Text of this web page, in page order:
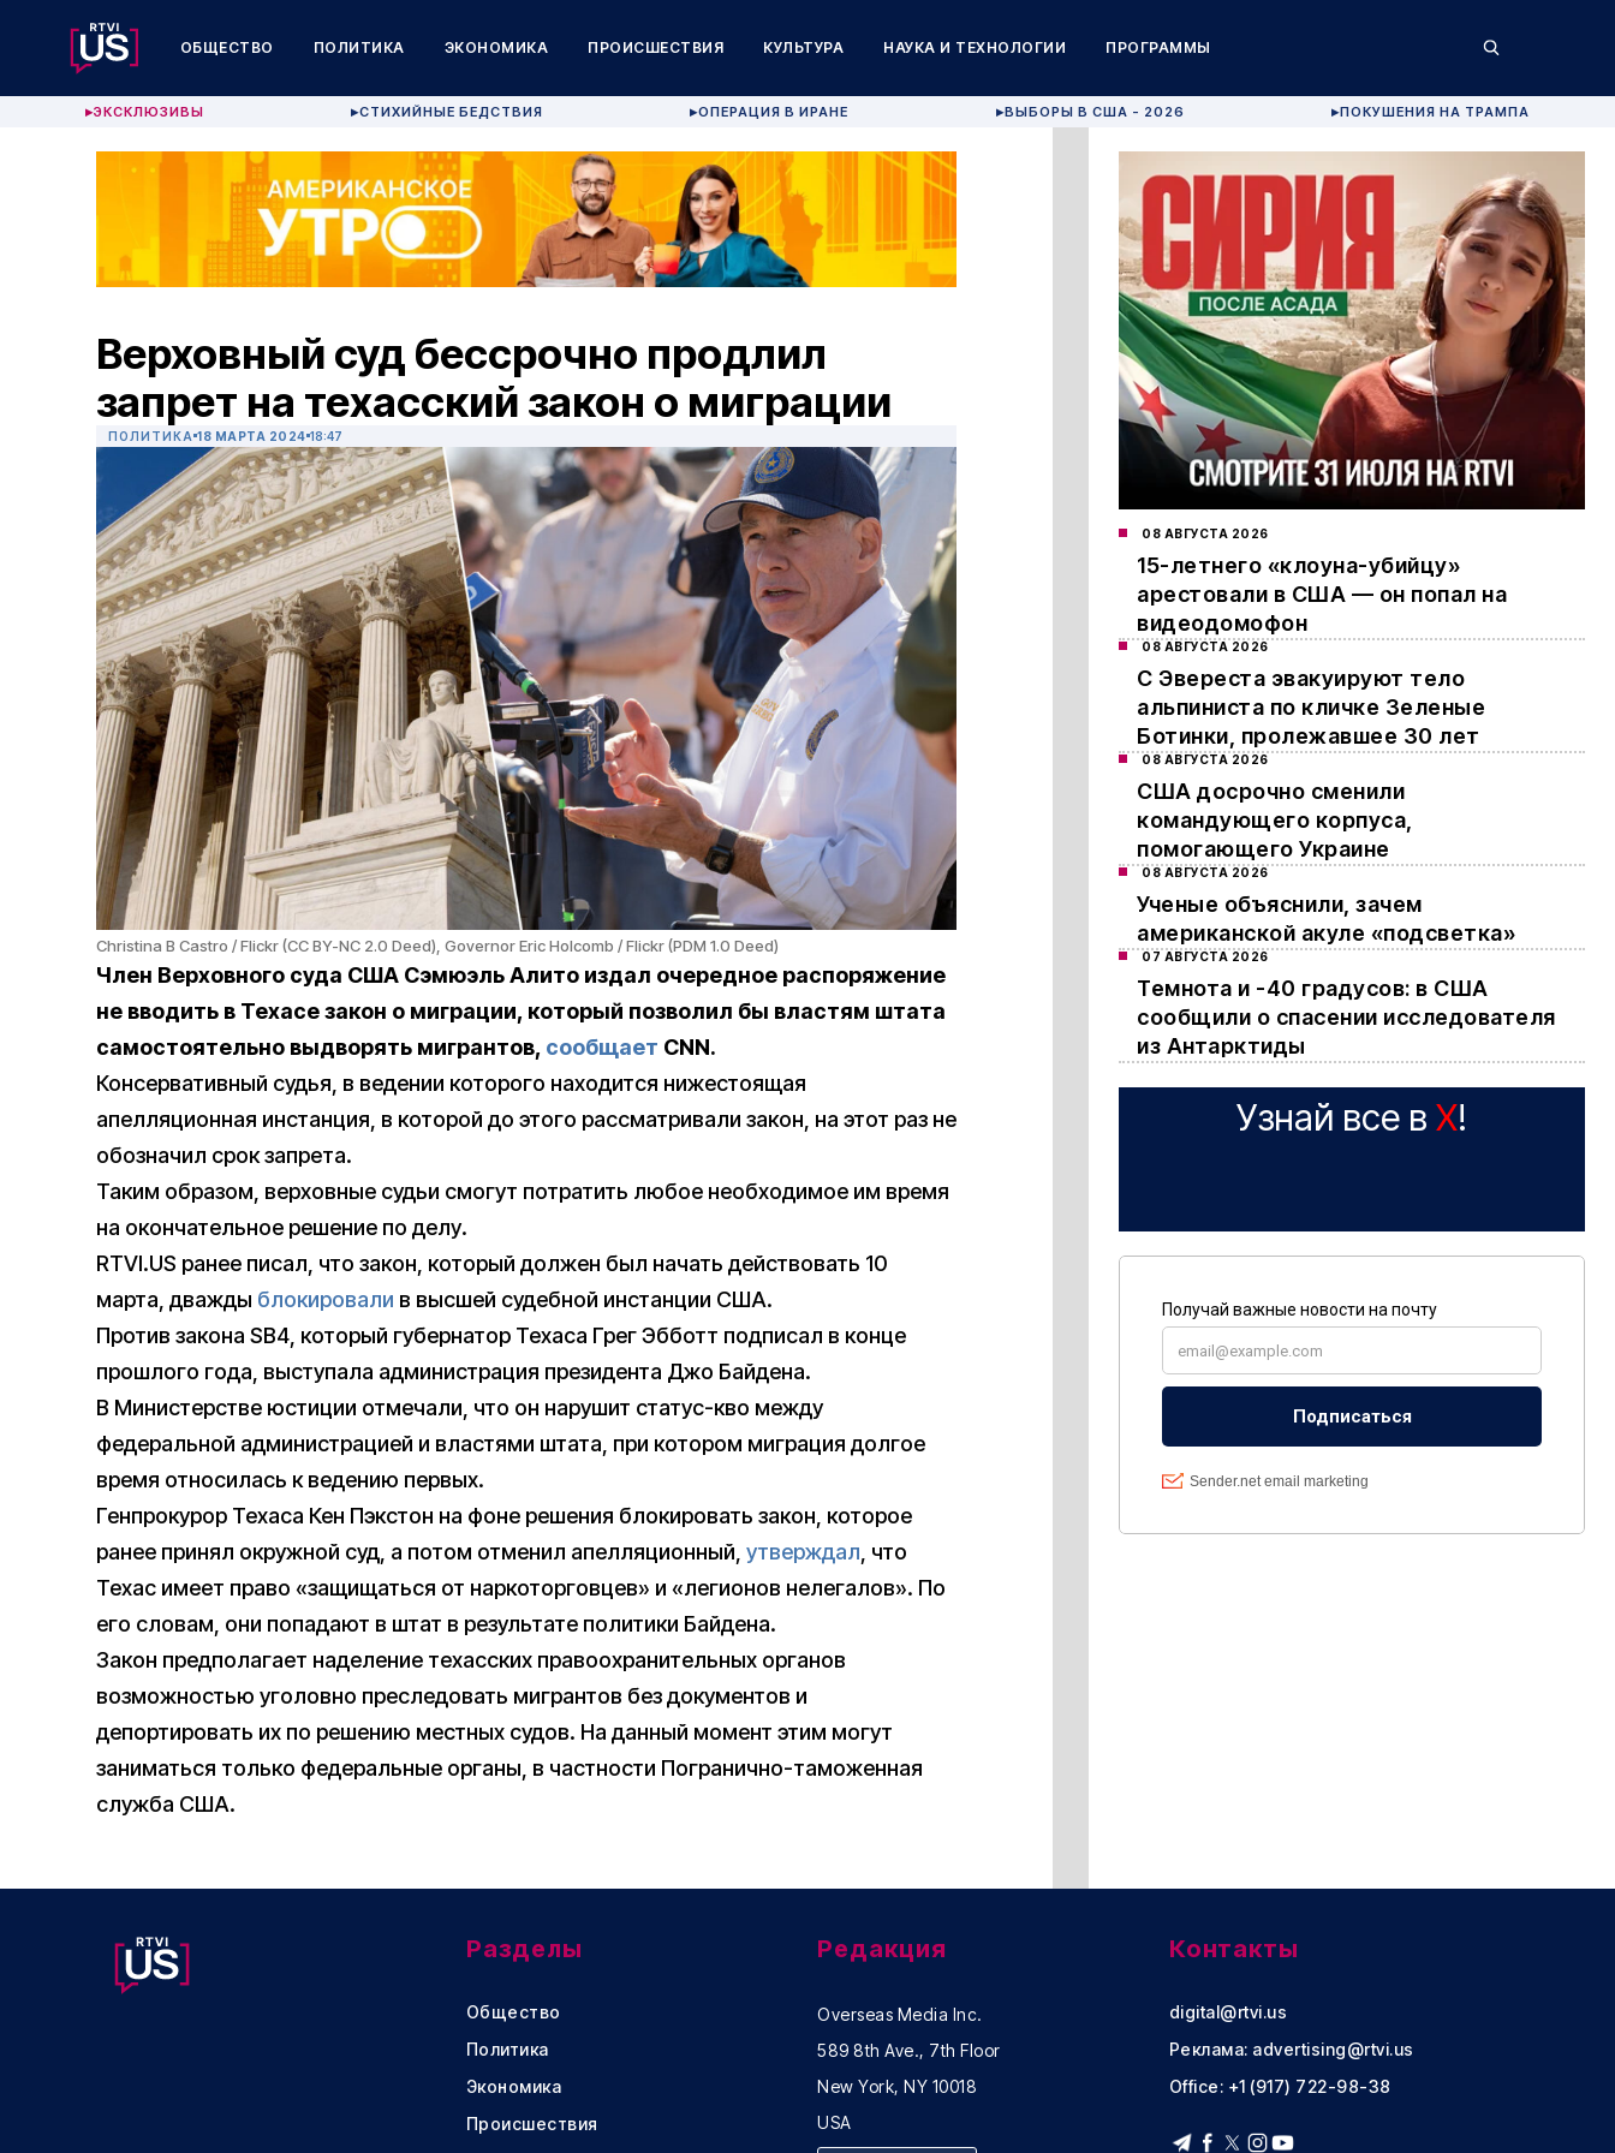
ОБЩЕСТВО ПОЛИТИКА ЭКОНОМИКА ПРОИСШЕСТВИЯ КУЛЬТУРА НАУКА И ТЕХНОЛОГИИ ПРОГРАММЫ
▶ЭКСКЛЮЗИВЫ ▶СТИХИЙНЫЕ БЕДСТВИЯ ▶ОПЕРАЦИЯ В ИРАНЕ ▶ВЫБОРЫ В США - 2026 ▶ПОКУШЕНИЯ НА ТРАМПА
Верховный суд бессрочно продлил
запрет на техасский закон о миграции
ПОЛИТИКА 18 МАРТА 2024 18:47
Christina B Castro / Flickr (CC BY-NC 2.0 Deed), Governor Eric Holcomb / Flickr (PDM 1.0 Deed)
Член Верховного суда США Сэмюэль Алито издал очередное распоряжение
не вводить в Техасе закон о миграции, который позволил бы властям штата
самостоятельно выдворять мигрантов, сообщает CNN.
Консервативный судья, в ведении которого находится нижестоящая
апелляционная инстанция, в которой до этого рассматривали закон, на этот раз не
обозначил срок запрета.
Таким образом, верховные судьи смогут потратить любое необходимое им время
на окончательное решение по делу.
RTVI.US ранее писал, что закон, который должен был начать действовать 10
марта, дважды блокировали в высшей судебной инстанции США.
Против закона SB4, который губернатор Техаса Грег Эбботт подписал в конце
прошлого года, выступала администрация президента Джо Байдена.
В Министерстве юстиции отмечали, что он нарушит статус-кво между
федеральной администрацией и властями штата, при котором миграция долгое
время относилась к ведению первых.
Генпрокурор Техаса Кен Пэкстон на фоне решения блокировать закон, которое
ранее принял окружной суд, а потом отменил апелляционный, утверждал, что
Техас имеет право «защищаться от наркоторговцев» и «легионов нелегалов». По
его словам, они попадают в штат в результате политики Байдена.
Закон предполагает наделение техасских правоохранительных органов
возможностью уголовно преследовать мигрантов без документов и
депортировать их по решению местных судов. На данный момент этим могут
заниматься только федеральные органы, в частности Погранично-таможенная
служба США.
08 АВГУСТА 2026
15-летнего «клоуна-убийцу»
арестовали в США — он попал на
видеодомофон
08 АВГУСТА 2026
С Эвереста эвакуируют тело
альпиниста по кличке Зеленые
Ботинки, пролежавшее 30 лет
08 АВГУСТА 2026
США досрочно сменили
командующего корпуса,
помогающего Украине
08 АВГУСТА 2026
Ученые объяснили, зачем
американской акуле «подсветка»
07 АВГУСТА 2026
Темнота и -40 градусов: в США
сообщили о спасении исследователя
из Антарктиды
Узнай все в X!
Разделы
Общество
Политика
Экономика
Происшествия
Редакция
Overseas Media Inc.
589 8th Ave., 7th Floor
New York, NY 10018
USA
Контакты
digital@rtvi.us
Реклама: advertising@rtvi.us
Office: +1 (917) 722-98-38